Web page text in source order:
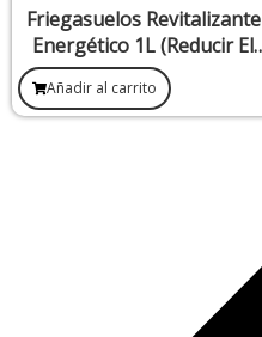
Friegasuelos Revitalizante
Energético 1L (Reducir El
Estrés Y Recargar La
Energía Positiva)
Añadir al carrito